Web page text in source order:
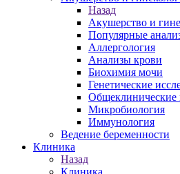
Назад
Акушерство и
Популярные
Аллергология
Анализы крови
Биохимия мочи
Генетические
Общеклинические
Микробиология
Иммунология
Ведение беременности
Клиника
Назад
Клиника